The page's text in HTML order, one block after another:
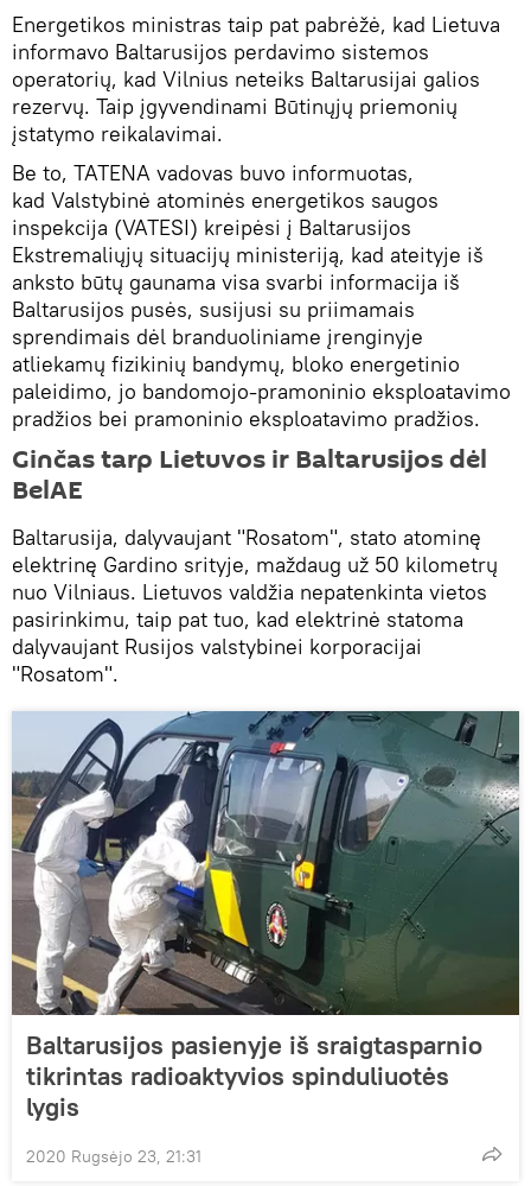
Energetikos ministras taip pat pabrėžė, kad Lietuva
informavo Baltarusijos perdavimo sistemos
operatorių, kad Vilnius neteiks Baltarusijai galios
rezervų. Taip įgyvendinami Būtinųjų priemonių
įstatymo reikalavimai.
Be to, TATENA vadovas buvo informuotas,
kad Valstybinė atominės energetikos saugos
inspekcija (VATESI) kreipėsi į Baltarusijos
Ekstremaliųjų situacijų ministeriją, kad ateityje iš
anksto būtų gaunama visa svarbi informacija iš
Baltarusijos pusės, susijusi su priimamais
sprendimais dėl branduoliniame įrenginyje
atliekamų fizikinių bandymų, bloko energetinio
paleidimo, jo bandomojo-pramoninio eksploatavimo
pradžios bei pramoninio eksploatavimo pradžios.
Ginčas tarp Lietuvos ir Baltarusijos dėl
BelAE
Baltarusija, dalyvaujant "Rosatom", stato atominę
elektrinę Gardino srityje, maždaug už 50 kilometrų
nuo Vilniaus. Lietuvos valdžia nepatenkinta vietos
pasirinkimu, taip pat tuo, kad elektrinė statoma
dalyvaujant Rusijos valstybinei korporacijai
"Rosatom".
Baltarusijos pasienyje iš sraigtasparnio
tikrintas radioaktyvios spinduliuotės
lygis
2020 Rugsėjo 23, 21:31